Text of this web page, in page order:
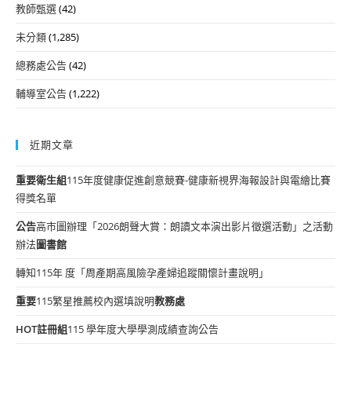
教師甄選(42)
未分類(1,285)
總務處公告(42)
輔導室公告(1,222)
近期文章
重要衛生組115年度健康促進創意競賽-健康新視界海報設計與電繪比賽
得獎名單
公告高市圖辦理「2026朗聲大賞：朗讀文本演出影片徵選活動」之活動
辦法圖書館
轉知115年 度「周產期高風險孕產婦追蹤關懷計畫說明」
重要115繁星推薦校內選填說明教務處
HOT註冊組115 學年度大學學測成績查詢公告